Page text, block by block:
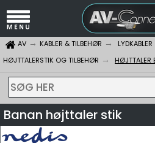
AV KABLER & TILBEHØR LYDKABLER
HØJTTALERSTIK OG TILBEHØR
HØJTTALER
SØG HER
Banan højttaler stik